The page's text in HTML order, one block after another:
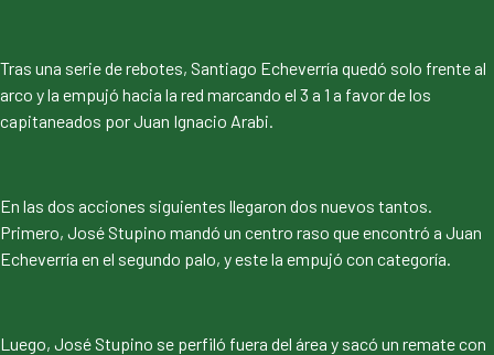
Tras una serie de rebotes, Santiago Echeverría quedó solo frente al
arco y la empujó hacia la red marcando el 3 a 1 a favor de los
capitaneados por Juan Ignacio Arabi.
En las dos acciones siguientes llegaron dos nuevos tantos.
Primero, José Stupino mandó un centro raso que encontró a Juan
Echeverría en el segundo palo, y este la empujó con categoría.
Luego, José Stupino se perfiló fuera del área y sacó un remate con